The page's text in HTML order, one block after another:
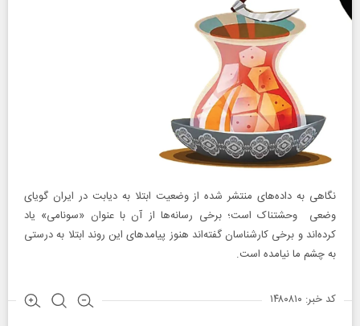
نگاهی به داده‌های منتشر شده از وضعیت ابتلا به دیابت در ایران گویای
وضعی وحشتناک است؛ برخی رسانه‌ها از آن با عنوان «سونامی»‌ یاد
کرده‌اند و برخی کارشناسان گفته‌اند هنوز پیامدهای این روند ابتلا به درستی
به چشم ما نیامده است.
کد خبر: ۱۴۸۰۸۱۰